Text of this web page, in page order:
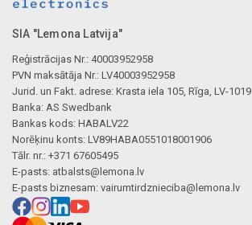
SIA "Lemona Latvija"
Reģistrācijas Nr.: 40003952958
PVN maksātāja Nr.: LV40003952958
Jurid. un Fakt. adrese: Krasta iela 105, Rīga, LV-1019
Banka: AS Swedbank
Bankas kods: HABALV22
Norēķinu konts: LV89HABA0551018001906
Tālr. nr.: +371 67605495
E-pasts: atbalsts@lemona.lv
E-pasts biznesam: vairumtirdznieciba@lemona.lv